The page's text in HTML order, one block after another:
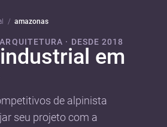
amazonas
· DESDE 2018
em
de alpinista
seu projeto com a